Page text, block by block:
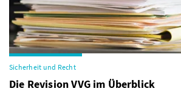
Sicherheit und Recht
Die Revision VVG im Überblick